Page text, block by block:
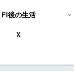
FI後の生活
Ｘ